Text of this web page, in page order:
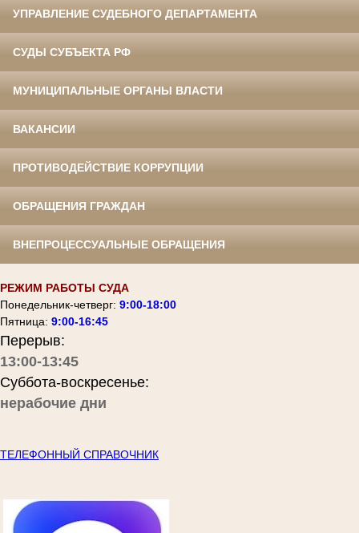
УПРАВЛЕНИЕ СУДЕБНОГО ДЕПАРТАМЕНТА
СУДЫ СУБЪЕКТА РФ
МУНИЦИПАЛЬНЫЕ ОРГАНЫ ВЛАСТИ
ВАКАНСИИ
ПРОТИВОДЕЙСТВИЕ КОРРУПЦИИ
ОБРАЩЕНИЯ ГРАЖДАН
ВНЕПРОЦЕССУАЛЬНЫЕ ОБРАЩЕНИЯ
РЕЖИМ РАБОТЫ СУДА
Понедельник-четверг: 9:00-18:00
Пятница: 9:00-16:45
Перерыв:
13:00-13:45
Суббота-воскресенье:
нерабочие дни
ТЕЛЕФОННЫЙ СПРАВОЧНИК